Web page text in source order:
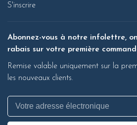
S'inscrire
Abonnez-vous à notre infolettre,
rabais sur votre première
Remise valable uniquement sur la
les nouveaux clients.